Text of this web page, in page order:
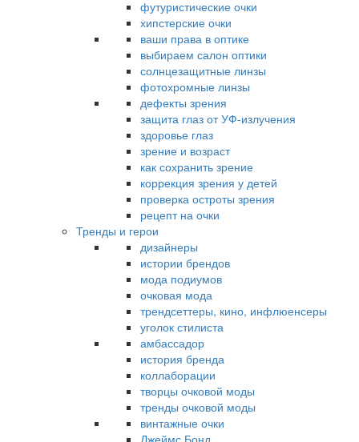
футуристические очки
хипстерские очки
ваши права в оптике
выбираем салон оптики
солнцезащитные линзы
фотохромные линзы
дефекты зрения
защита глаз от УФ-излучения
здоровье глаз
зрение и возраст
как сохранить зрение
коррекция зрения у детей
проверка остроты зрения
рецепт на очки
Тренды и герои
дизайнеры
истории брендов
мода подиумов
очковая мода
трендсеттеры, кино, инфлюенсеры
уголок стилиста
амбассадор
история бренда
коллаборации
творцы очковой моды
тренды очковой моды
винтажные очки